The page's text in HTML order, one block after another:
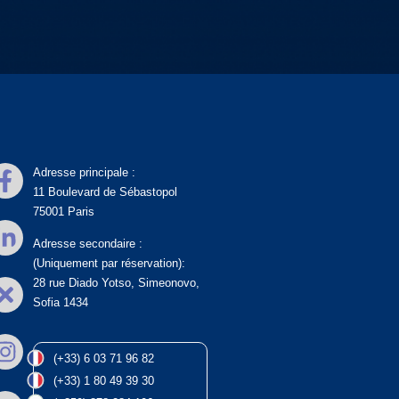
Adresse principale :
11 Boulevard de Sébastopol
75001 Paris
Adresse secondaire :
(Uniquement par réservation):
28 rue Diado Yotso, Simeonovo,
Sofia 1434
(+33) 6 03 71 96 82
(+33) 1 80 49 39 30